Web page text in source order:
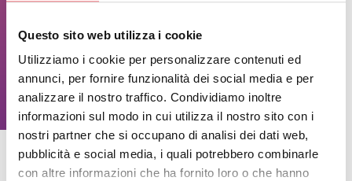
Questo sito web utilizza i cookie
Utilizziamo i cookie per personalizzare contenuti ed
annunci, per fornire funzionalità dei social media e per
analizzare il nostro traffico. Condividiamo inoltre
informazioni sul modo in cui utilizza il nostro sito con i
nostri partner che si occupano di analisi dei dati web,
pubblicità e social media, i quali potrebbero combinarle
con altre informazioni che ha fornito loro o che hanno
dalle 11:00 alle 15:00